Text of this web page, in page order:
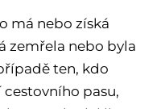
má nebo získá
zemřela nebo byla
ten, kdo
pasu,